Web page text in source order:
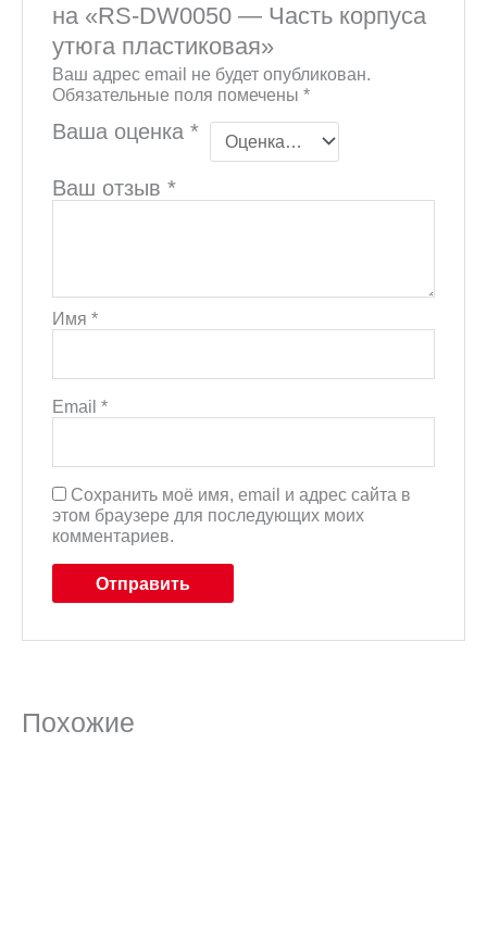
на «RS-DW0050 — Часть корпуса
утюга пластиковая»
Ваш адрес email не будет опубликован.
Обязательные поля помечены*
Ваша оценка*
Ваш отзыв*
Имя*
Email*
Сохранить моё имя, email и адрес сайта в
этом браузере для последующих моих
комментариев.
Похожие